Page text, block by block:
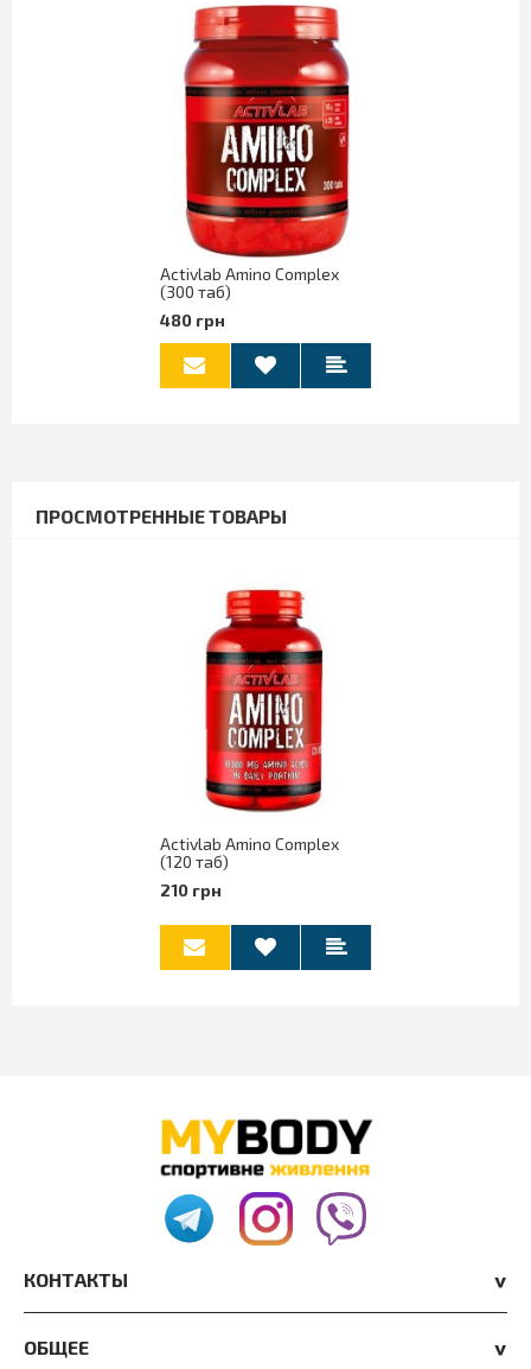
Activlab Amino Complex
(300 таб)
480 грн
ПРОСМОТРЕННЫЕ ТОВАРЫ
Activlab Amino Complex
(120 таб)
210 грн
КОНТАКТЫ
ОБЩЕЕ